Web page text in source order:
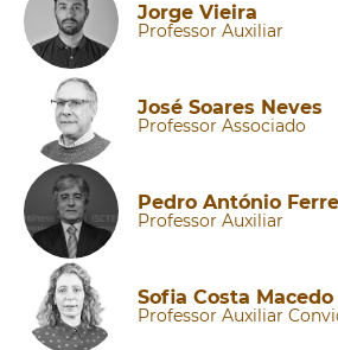
Jorge Vieira
Professor Auxiliar
José Soares Neves
Professor Associado
Pedro António
Professor Auxiliar
Sofia Costa Macedo
Professor Auxiliar